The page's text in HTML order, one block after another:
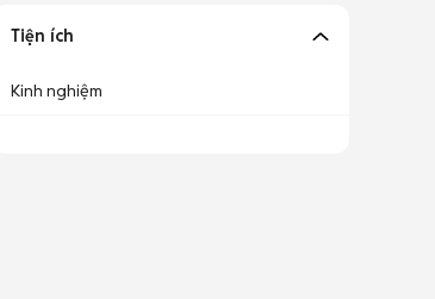
Tiện ích
Kinh nghiệm